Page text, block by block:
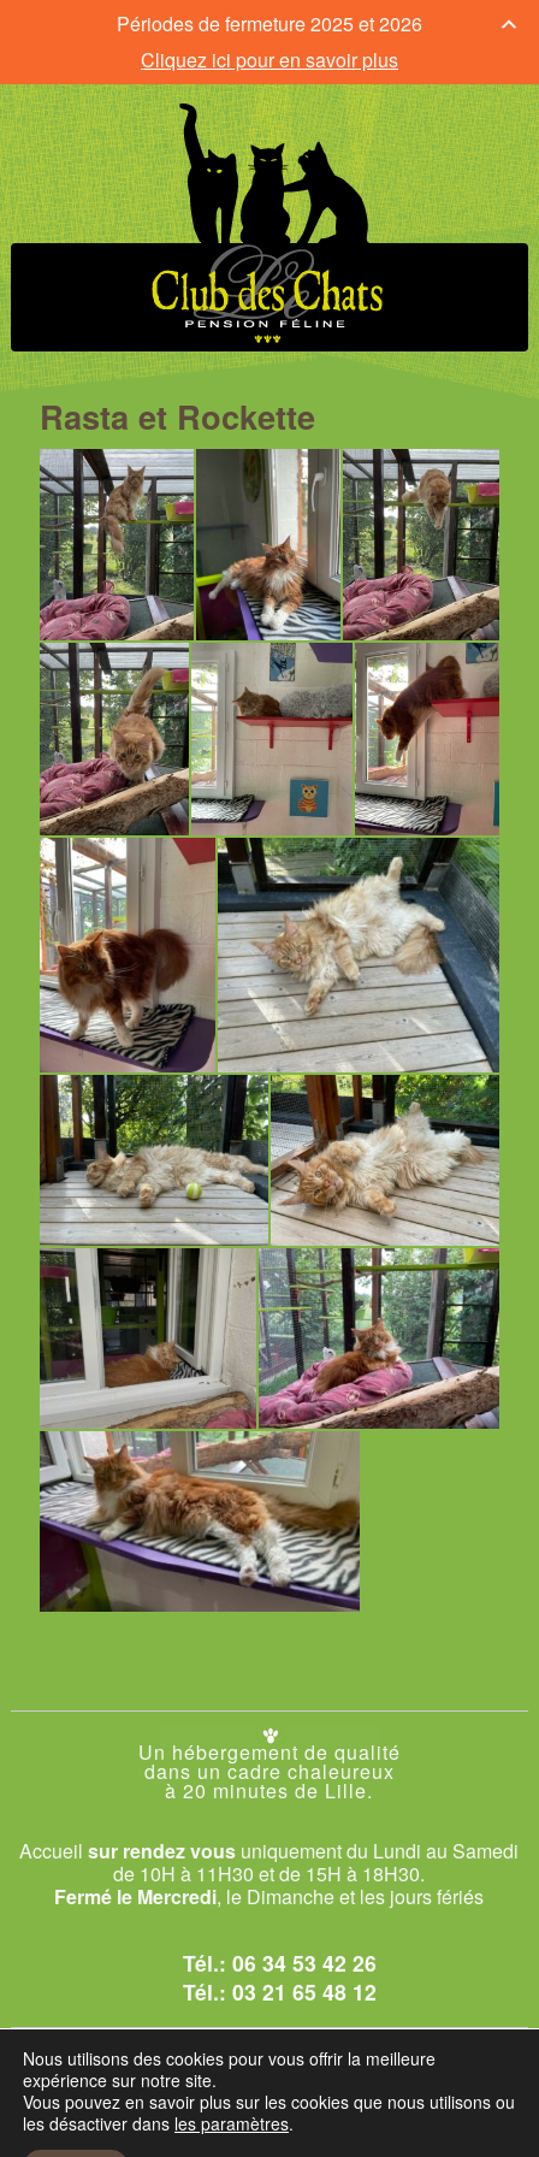
Rasta et Rockette
Un hébergement de qualité
dans un cadre chaleureux
à 20 minutes de Lille.
Accueilsur rendez vous uniquement du Lundi au Samedi
de 10H à 11H30 et de 15H à 18H30.
Fermé le Mercredi, le Dimanche et les jours fériés
Tél.:06 34 53 42 26
Tél.:03 21 65 48 12
© 2026 Le Club des Chats
1228 rue bataille - 62840 Sailly-sur-la-Lys.
Mentions légales et C.G.U
Nous utilisons des cookies pour vous offrir la meilleure
expérience sur notre site.
Vous pouvez en savoir plus sur les cookies que nous utilisons ou
les désactiver dans les paramètres.
Périodes de fermeture 2025 et 2026
Cliquez ici pour en savoir plus